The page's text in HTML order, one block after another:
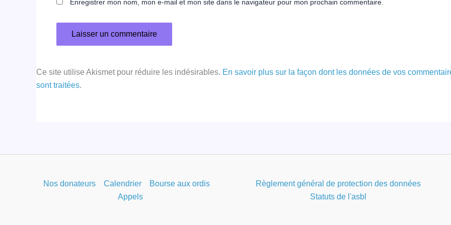
Enregistrer mon nom, mon e-mail et mon site dans le navigateur pour mon prochain commentaire.
Ce site utilise Akismet pour réduire les indésirables. En savoir plus sur la façon dont les données de vos
sont traitées.
Nos donateurs Calendrier
Bourse aux ordis
Appels
Règlement général de protection des données
Statuts de l'asbl